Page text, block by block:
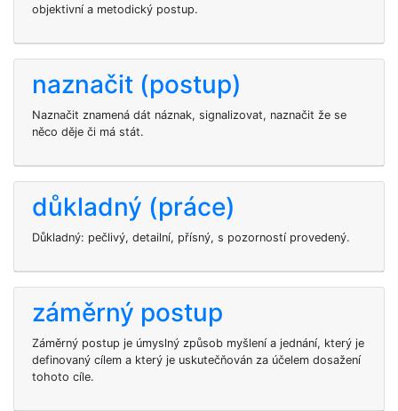
objektivní a metodický postup.
naznačit (postup)
Naznačit znamená dát náznak, signalizovat, naznačit že se
něco děje či má stát.
důkladný (práce)
Důkladný: pečlivý, detailní, přísný, s pozorností provedený.
záměrný postup
Záměrný postup je úmyslný způsob myšlení a jednání, který je
definovaný cílem a který je uskutečňován za účelem dosažení
tohoto cíle.